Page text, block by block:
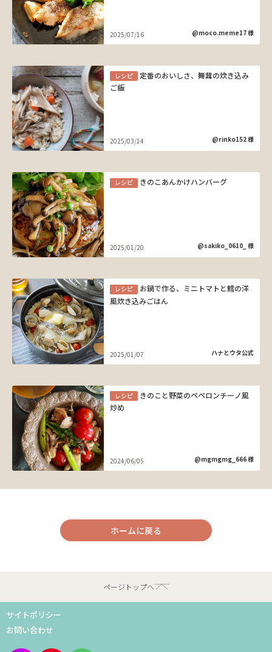
2025/07/16 @moco.meme17 様
レシピ
定番のおいしさ、舞茸の炊き込み
ご飯
2025/03/14 @rinko152 様
レシピ きのこあんかけハンバーグ
2025/01/20 @sakiko_0610_ 様
レシピ
お鍋で作る、ミニトマトと鱈の洋
風炊き込みごはん
2025/01/07 ハナとウタ公式
レシピ
きのこと野菜のペペロンチーノ風
炒め
2024/06/05 @mgmgmg_666 様
ホームに戻る
ページトップへ
サイトポリシー
お問い合わせ